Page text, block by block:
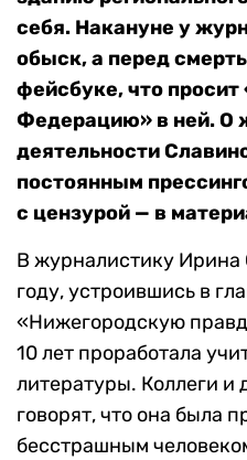
себя. Накануне у
обыск, а перед
фейсбуке, что
Федерацию» в ней. О
деятельности
постоянным
с цензурой — в
В журналистику
году, устроившись в
«Нижегородскую
10 лет проработала
литературы. Коллеги и
говорят, что она была
бесстрашным